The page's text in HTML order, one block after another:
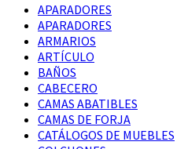
APARADORES
APARADORES
ARMARIOS
ARTÍCULO
BAÑOS
CABECERO
CAMAS ABATIBLES
CAMAS DE FORJA
CATÁLOGOS DE MUEBLES